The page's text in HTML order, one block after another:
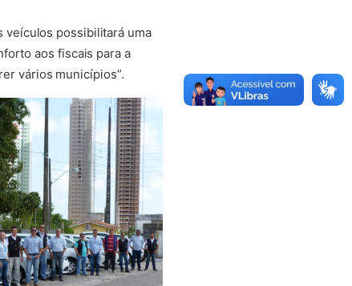
veículos possibilitará uma
aos fiscais para a
vários municípios”.